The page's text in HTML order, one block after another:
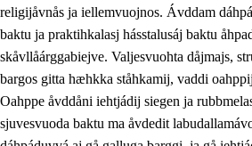
religijåvnås ja iellemvuojnos. Ávddam
baktu ja praktihkalasj hásstalusáj baktu
skåvllåárggabiejve. Valjesvuohta dåjmajs,
bargos gitta hæhkka ståhkamij, vaddi
Oahppe åvddåni iehtjádij siegen ja
sjuvesvuoda baktu ma åvdedit